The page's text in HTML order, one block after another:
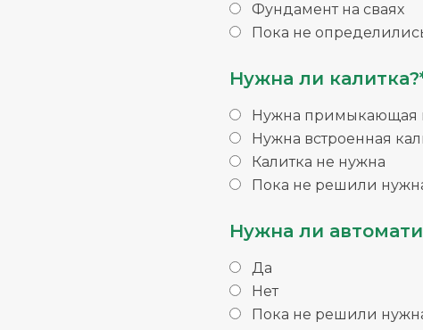
Фундамент на сваях
Пока не
Нужна ли
Нужна примыкающая
Нужна встроенная
Калитка не нужна
Пока не решили
Нужна ли
Да
Нет
Пока не решили